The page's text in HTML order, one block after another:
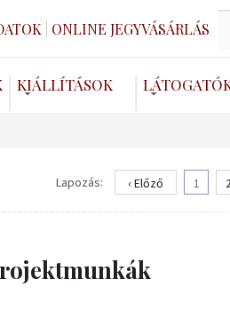
ONLINE JEGYVÁSÁRLÁS
KIÁLLÍTÁSOK
Lapozás: ‹ Előző 1